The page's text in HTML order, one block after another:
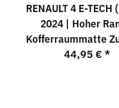
RENAULT 4 E-TECH
2024 | Hoher
Kofferraummatte
44,95 €*